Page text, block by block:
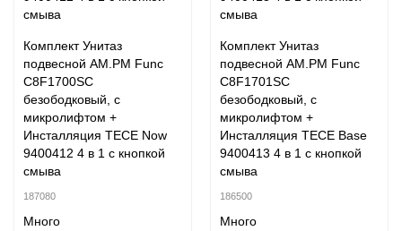
Комплект Унитаз
подвесной AM.PM Func
C8F1700SC
безободковый, с
микролифтом +
Инсталляция TECE Now
9400412 4 в 1 с кнопкой
смыва
187080
Много
Комплект Унитаз
подвесной AM.PM Func
C8F1701SC
безободковый, с
микролифтом +
Инсталляция TECE Base
9400413 4 в 1 с кнопкой
смыва
186500
Много